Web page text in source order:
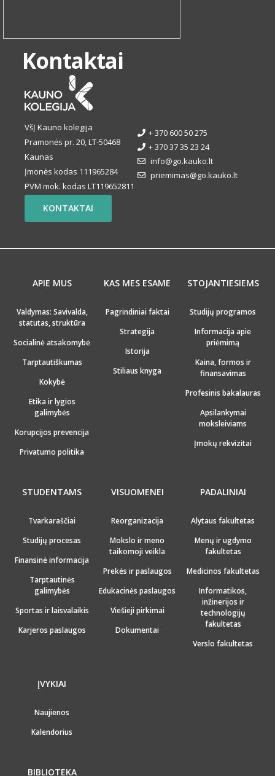
Kontaktai
VšĮ Kauno kolegija
Pramonės pr. 20, LT-50468
Kaunas
Įmonės kodas 111965284
PVM mok. kodas LT119652811
+ 370 600 50 275
+ 370 37 35 23 24
info@go.kauko.lt
priemimas@go.kauko.lt
KONTAKTAI
APIE MUS
Valdymas: Savivalda,
statutas, struktūra
Socialinė atsakomybė
Tarptautiškumas
Kokybė
Etika ir lygios
galimybės
Korupcijos prevencija
Privatumo politika
KAS MES ESAME
Pagrindiniai faktai
Strategija
Istorija
Stiliaus knyga
STOJANTIESIEMS
Studijų programos
Informacija apie
priėmimą
Kaina, formos ir
finansavimas
Profesinis bakalauras
Apsilankymai
moksleiviams
Įmokų rekvizitai
STUDENTAMS
Tvarkaraščiai
Studijų procesas
Finansinė informacija
Tarptautinės
galimybės
Sportas ir laisvalaikis
Karjeros paslaugos
VISUOMENEI
Reorganizacija
Mokslo ir meno
taikomoji veikla
Prekės ir paslaugos
Edukacinės paslaugos
Viešieji pirkimai
Dokumentai
PADALINIAI
Alytaus fakultetas
Menų ir ugdymo
fakultetas
Medicinos fakultetas
Informatikos,
inžinerijos ir
technologijų
fakultetas
Verslo fakultetas
ĮVYKIAI
Naujienos
Kalendorius
BIBLIOTEKA